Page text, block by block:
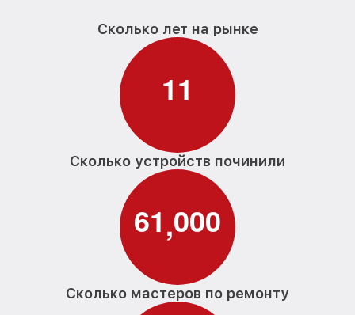
Сколько лет на рынке
11
Сколько устройств починили
61,000
Сколько мастеров по ремонту